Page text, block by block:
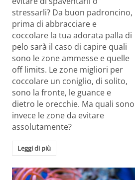
stressarli? Da buon padroncino,
prima di abbracciare e
coccolare la tua adorata palla di
pelo sarà il caso di capire quali
sono le zone ammesse e quelle
off limits. Le zone migliori per
coccolare un coniglio, di solito,
sono la fronte, le guance e
dietro le orecchie. Ma quali sono
invece le zone da evitare
assolutamente?
Leggi di più